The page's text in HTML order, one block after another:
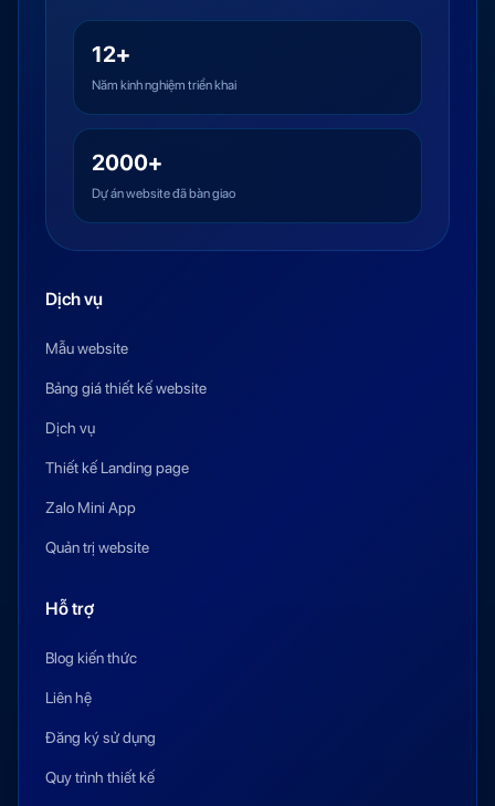
12+
Năm kinh nghiệm triển khai
2000+
Dự án website đã bàn giao
Dịch vụ
Mẫu website
Bảng giá thiết kế website
Dịch vụ
Thiết kế Landing page
Zalo Mini App
Quản trị website
Hỗ trợ
Blog kiến thức
Liên hệ
Đăng ký sử dụng
Quy trình thiết kế